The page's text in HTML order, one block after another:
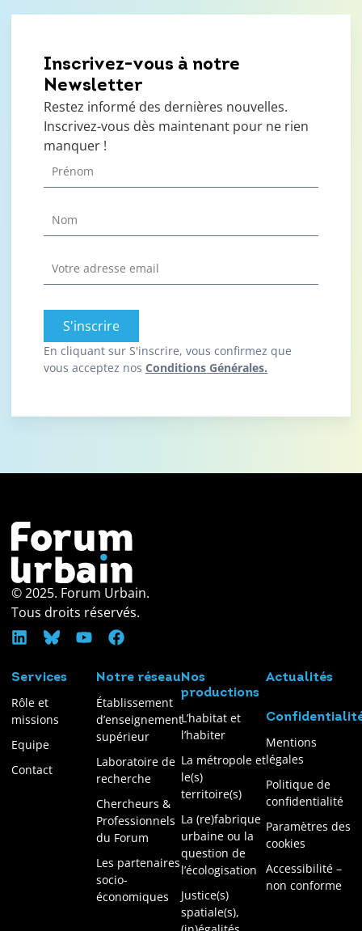
Inscrivez-vous à notre
Newsletter
Restez informé des dernières nouvelles.
Inscrivez-vous dès maintenant pour ne rien
manquer !
S'inscrire
En cliquant sur S'inscrire, vous confirmez que
vous acceptez nos Conditions Générales.
© 2025. Forum Urbain.
Tous droits réservés.
Services
Rôle et
missions
Equipe
Contact
Notre réseau
Établissement
d’enseignement
supérieur
Laboratoire de
recherche
Chercheurs &
Professionnels
du Forum
Les partenaires
socio-
économiques
Nos
productions
L’habitat et
l’habiter
La métropole et
le(s)
territoire(s)
La (re)fabrique
urbaine ou la
question de
l’écologisation
Justice(s)
spatiale(s),
Actualités
Mentions
légales
Politique de
confidentialité
Paramètres des
cookies
Accessibilité –
non conforme